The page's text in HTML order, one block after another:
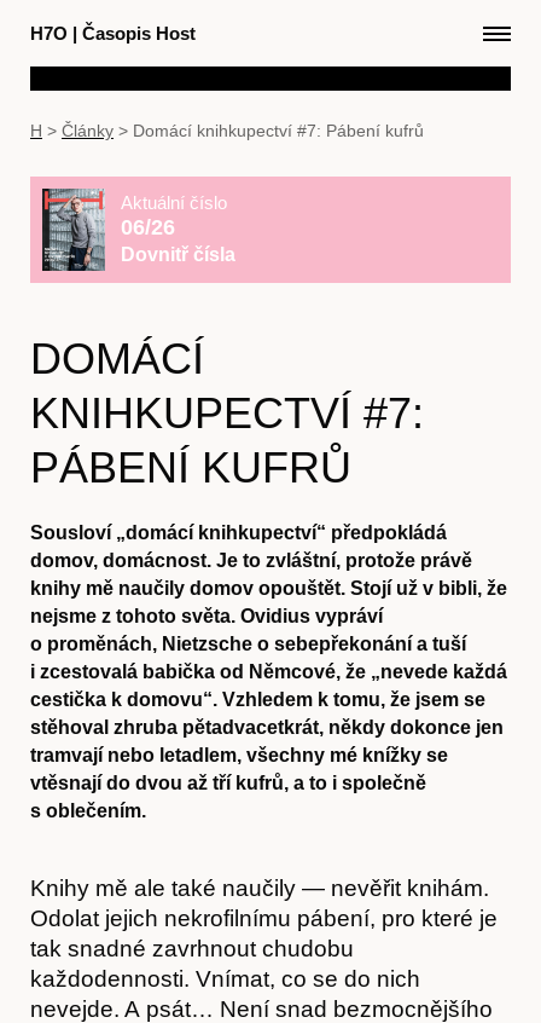
H7O | Časopis Host
H > Články > Domácí knihkupectví #7: Pábení kufrů
Aktuální číslo
06/26
Dovnitř čísla
DOMÁCÍ
KNIHKUPECTVÍ #7:
PÁBENÍ KUFRŮ
Sousloví „domácí knihkupectví“ předpokládá
domov, domácnost. Je to zvláštní, protože právě
knihy mě naučily domov opouštět. Stojí už v bibli, že
nejsme z tohoto světa. Ovidius vypráví
o proměnách, Nietzsche o sebepřekonání a tuší
i zcestovalá babička od Němcové, že „nevede každá
cestička k domovu“. Vzhledem k tomu, že jsem se
stěhoval zhruba pětadvacetkrát, někdy dokonce jen
tramvají nebo letadlem, všechny mé knížky se
vtěsnají do dvou až tří kufrů, a to i společně
s oblečením.
Knihy mě ale také naučily — nevěřit knihám.
Odolat jejich nekrofilnímu pábení, pro které je
tak snadné zavrhnout chudobu
každodennosti. Vnímat, co se do nich
nevejde. A psát… Není snad bezmocnějšího